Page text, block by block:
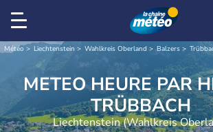
Météo Liechtenstein Wahlkreis Oberland Balzers
METEO HEURE PAR
TRÜBBACH
Liechtenstein (Wahlkreis